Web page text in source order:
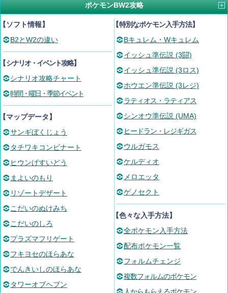
ポケモンBW2攻略
ソフト情報】
B2とW2の違い
シナリオ・イベント攻略】
シナリオ攻略チャート
時間・曜日・季節イベント
マップデータ】
サンギぼくじょう
タチワキコンビナート
ヒウンげすいどう
まよいのもり
リゾートデザート
こだいのぬけみち
こだいのしろ
プラズマフリゲート
フキヨセのほらあな
でんきいしのほらあな
タワーオブヘブン
【特別なポケモン入手方法】
Bキュレム・Wキュレム
イッシュ準伝説 (3闘)
イッシュ準伝説 (3ロス)
ホウエン準伝説 (3レジ)
ラティオス・ラティアス
シンオウ準伝説 (UMA)
ヒードラン・レジギガス
ウルガモス
ケルディオ
メロエッタ
ゲノセクト
【色々な入手方法】
全ポケモン入手方法
配布ポケモン一覧
フォルムチェンジ
複数フォルムのポケモン
人からもらえるポケモン